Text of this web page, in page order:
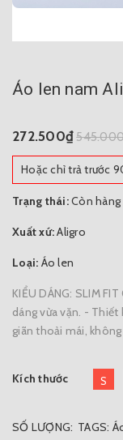
Áo len nam
272.500₫
Hoặc chỉ trả trước
Trạng thái:Còn hàng
Xuất xứ:Aligro
Loại: Áo len
KIỂU DÁNG: SLIM
dáng vừa vặn. -
giãn thoải mái,
Kích thước S
SỐ LƯỢNG: TAGS: